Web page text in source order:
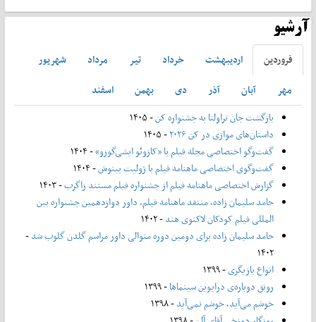
آرشیو
فروردين ارديبهشت خرداد تير مرداد
شهريور
مهر
آبان آذر دی بهمن
اسفند
بازگشت جان تراولتا به جشنواره کن- ۱۴۰۵
داستان‌های موازی در کن ۲۰۲۶
- ۱۴۰۵
گفت‌وگو اختصاصی مجله فیلم با «کازوئو ایشی‌گورو»- ۱۴۰۴
گفت‌وگوی اختصاصی ماهنامه فیلم با ژولیت بینوش- ۱۴۰۴
گزارش اختصاصی ماهنامه فیلم از جشنواره فیلم مستند زاگرب- ۱۴۰۳
حامد سلیمان زاده، منتقد ماهنامه فیلم، داور دوازدهمین جشنواره بین
المللی فیلم کودکان لاکنوی هند- ۱۴۰۲
حامد سلیمان زاده برای دومین دوره متوالی داور مراسم گلدن گلوب شد-
۱۴۰۲
انواع بازیگری- ۱۳۹۹
رونق دوباره‌ی درایوین سینماها- ۱۳۹۹
خوشم می‌آید، خوشم نمی‌آید- ۱۳۹۸